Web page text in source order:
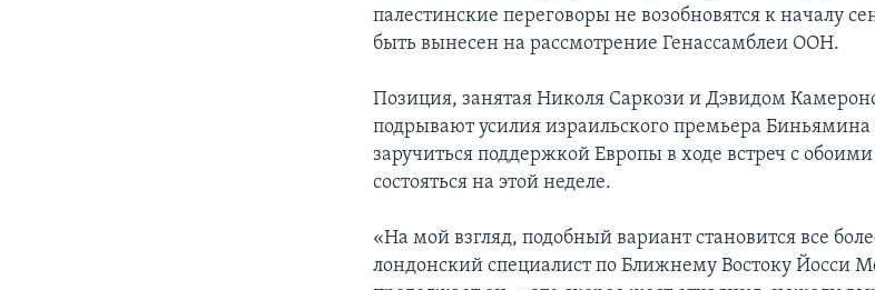
палестинские переговоры не возобновятся к началу
быть вынесен на рассмотрение Генассамблеи ООН.
Позиция, занятая Николя Саркози и Дэвидом
подрывают усилия израильского премьера Биньямина
заручиться поддержкой Европы в ходе встреч с
состояться на этой неделе.
«На мой взгляд, подобный вариант становится все
лондонский специалист по Ближнему Востоку Йосси